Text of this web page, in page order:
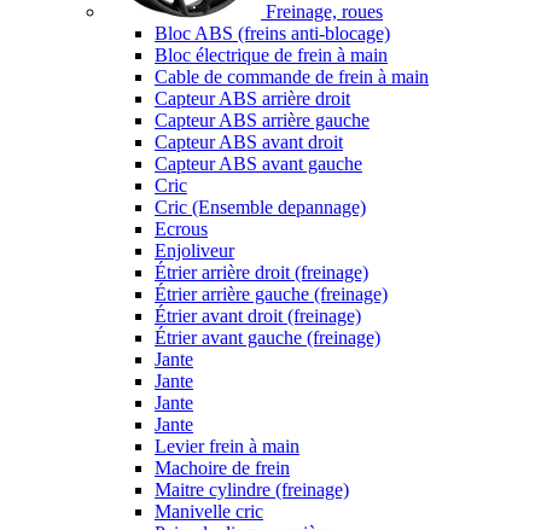
Freinage, roues
Bloc ABS (freins anti-blocage)
Bloc électrique de frein à main
Cable de commande de frein à main
Capteur ABS arrière droit
Capteur ABS arrière gauche
Capteur ABS avant droit
Capteur ABS avant gauche
Cric
Cric (Ensemble depannage)
Ecrous
Enjoliveur
Étrier arrière droit (freinage)
Étrier arrière gauche (freinage)
Étrier avant droit (freinage)
Étrier avant gauche (freinage)
Jante
Jante
Jante
Jante
Levier frein à main
Machoire de frein
Maitre cylindre (freinage)
Manivelle cric